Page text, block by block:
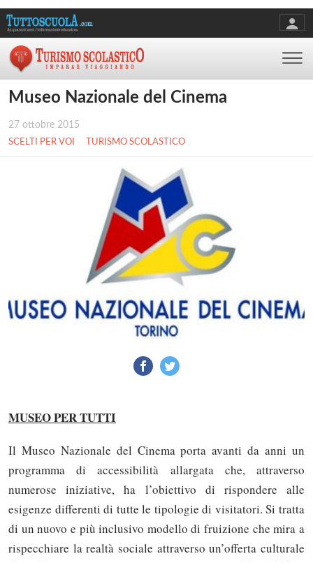
Museo Nazionale del Cinema
27 ottobre 2015
SCELTI PER VOI TURISMO SCOLASTICO
MUSEO PER TUTTI
Il Museo Nazionale del Cinema porta avanti da anni un
programma di accessibilità allargata che, attraverso
numerose iniziative, ha l’obiettivo di rispondere alle
esigenze differenti di tutte le tipologie di visitatori. Si tratta
di un nuovo e più inclusivo modello di fruizione che mira a
rispecchiare la realtà sociale attraverso un’offerta culturale